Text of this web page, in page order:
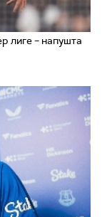
лиге – напушта